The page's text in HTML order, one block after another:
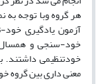
هر گروه وبا توجه
آزمون یادگیری
خود-سنجی و
خودتنظیمی داشتند.
معنی داری بین